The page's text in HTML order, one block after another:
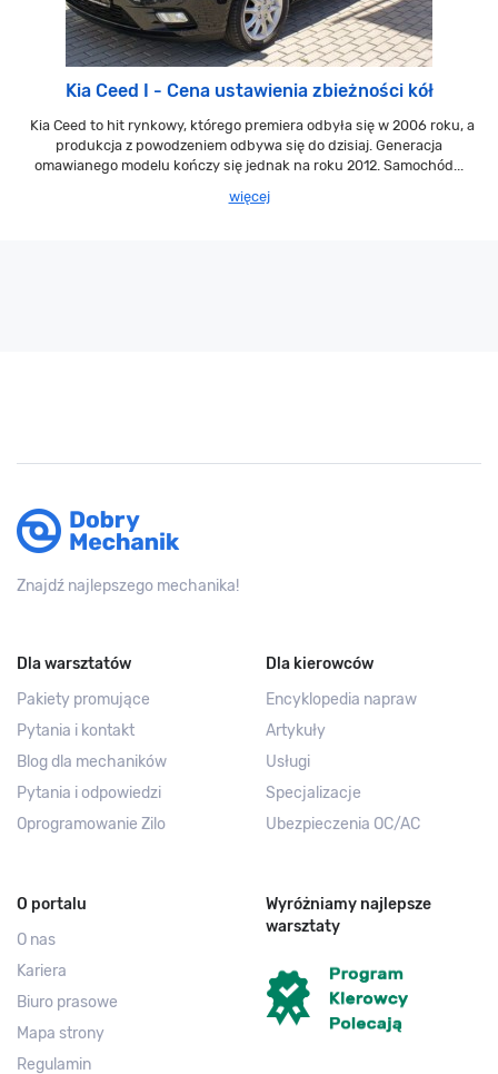
Kia Ceed I - Cena ustawienia zbieżności kół
Kia Ceed to hit rynkowy, którego premiera odbyła się w 2006 roku, a
produkcja z powodzeniem odbywa się do dzisiaj. Generacja
omawianego modelu kończy się jednak na roku 2012. Samochód...
więcej
Znajdź najlepszego mechanika!
Dla warsztatów
Pakiety promujące
Pytania i kontakt
Blog dla mechaników
Pytania i odpowiedzi
Oprogramowanie Zilo
Dla kierowców
Encyklopedia napraw
Artykuły
Usługi
Specjalizacje
Ubezpieczenia OC/AC
O portalu
O nas
Kariera
Biuro prasowe
Mapa strony
Regulamin
Wyróżniamy najlepsze
warsztaty